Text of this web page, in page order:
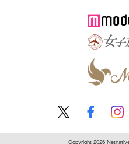
Copyright 2026